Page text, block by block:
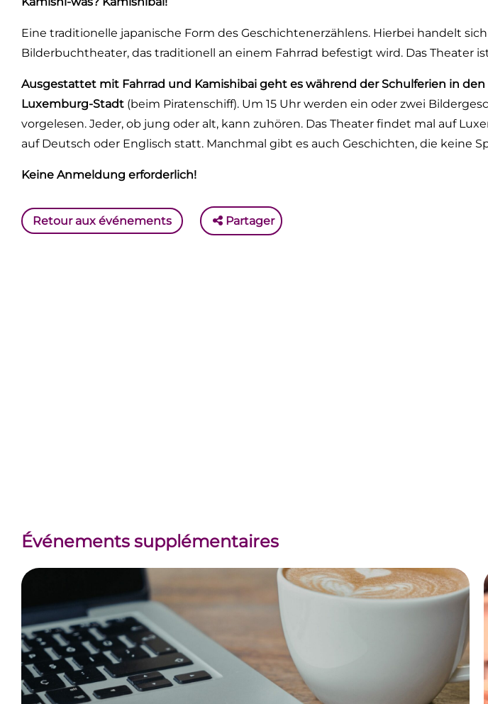
Eine traditionelle japanische Form des Geschichtenerzählens. Hierbei handelt
Bilderbuchtheater, das traditionell an einem Fahrrad befestigt wird. Das Theater
Ausgestattet mit Fahrrad und Kamishibai geht es während der Schulferien in
Luxemburg-Stadt (beim Piratenschiff). Um 15 Uhr werden ein oder zwei
vorgelesen. Jeder, ob jung oder alt, kann zuhören. Das Theater findet mal auf
auf Deutsch oder Englisch statt. Manchmal gibt es auch Geschichten, die keine
Keine Anmeldung erforderlich!
Retour aux événements Partager
Événements supplémentaires